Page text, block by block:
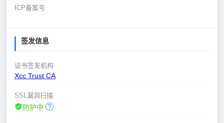
ICP备案号
签发信息
证书签发机构
Xcc Trust CA
SSL漏洞扫描
防护中